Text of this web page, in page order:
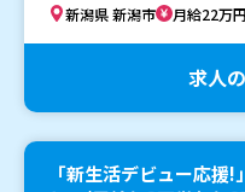
新潟県 新潟市 月給22万
求人
「新生活デビュー応援